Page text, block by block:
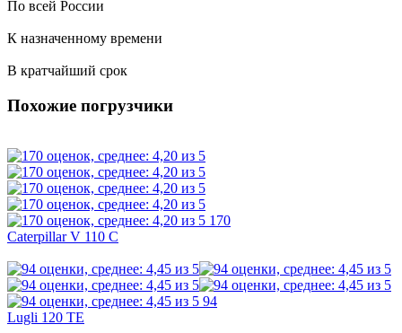
По всей России
К назначенному времени
В кратчайший срок
Похожие погрузчики
170
Caterpillar V 110 C
94
Lugli 120 TE